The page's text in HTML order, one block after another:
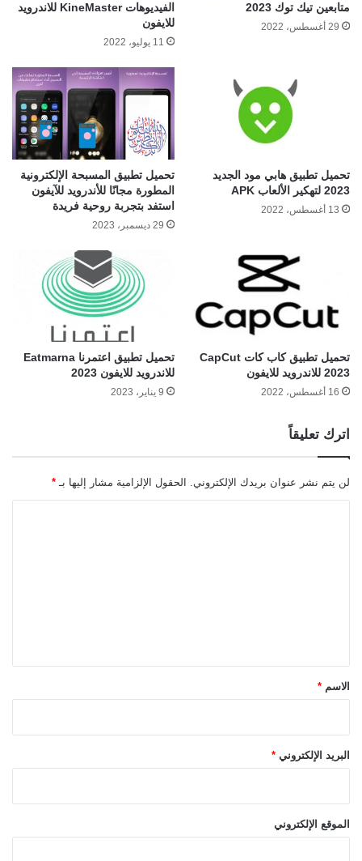
متابعين تيك توك 2023
29 أغسطس، 2022
الفيديوهات KineMaster للاندرويد
للايفون
11 يوليو، 2022
تحميل تطبيق هابي مود الجديد
2023 لتهكير الألعاب APK
13 أغسطس، 2022
تحميل تطبيق المسبحة الإلكترونية
المطورة مجانًا للأندرويد للآيفون
استفد بتجربة روحية فريدة
29 ديسمبر، 2023
تحميل تطبيق كاب كات CapCut
2023 للاندرويد للايفون
16 أغسطس، 2022
تحميل تطبيق اعتمرنا Eatmarna
للاندرويد للايفون 2023
9 يناير، 2023
اترك تعليقاً
لن يتم نشر عنوان بريدك الإلكتروني. الحقول الإلزامية مشار إليها بـ *
*الاسم *
البريد الإلكتروني *
الموقع الإلكتروني